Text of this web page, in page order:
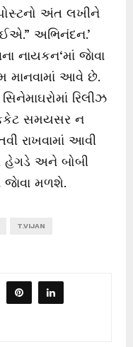
અંત લખીને
અભિનંદન.’
નાયકન‘માં જાેવા
માનવામાં આવે છે.
રિલીઝ
સમયસર ન
રાખવામાં આવી
હેગડે અને બોબી
મળશે.
T.VIJAN